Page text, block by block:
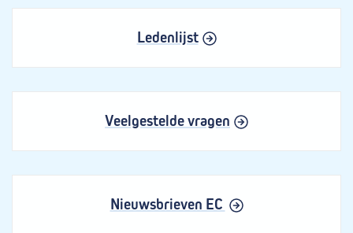
Ledenlijst
Veelgestelde vragen
Nieuwsbrieven EC